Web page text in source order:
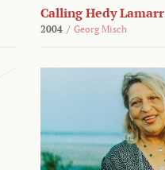
Calling Hedy Lamarr
2004 / Georg Misch